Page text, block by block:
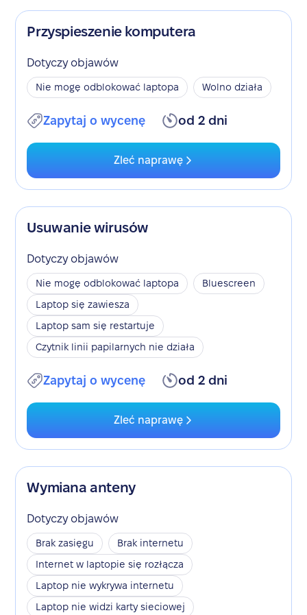
Przyspieszenie komputera
Dotyczy objawów
Nie mogę odblokować laptopa Wolno działa
Zapytaj o wycenę od 2 dni
Zleć naprawę
Usuwanie wirusów
Dotyczy objawów
Nie mogę odblokować laptopa
Bluescreen
Laptop się zawiesza
Laptop sam się restartuje
Czytnik linii papilarnych nie działa
Zapytaj o wycenę od 2 dni
Zleć naprawę
Wymiana anteny
Dotyczy objawów
Brak zasięgu
Brak internetu
Internet w laptopie się rozłącza
Laptop nie wykrywa internetu
Laptop nie widzi karty sieciowej